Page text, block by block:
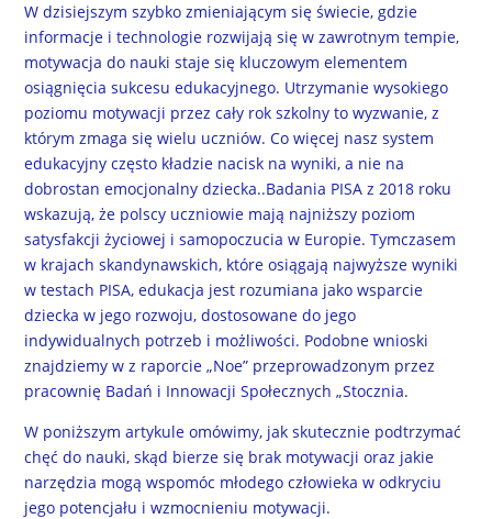
W dzisiejszym szybko zmieniającym się świecie, gdzie
informacje i technologie rozwijają się w zawrotnym tempie,
motywacja do nauki staje się kluczowym elementem
osiągnięcia sukcesu edukacyjnego. Utrzymanie wysokiego
poziomu motywacji przez cały rok szkolny to wyzwanie, z
którym zmaga się wielu uczniów. Co więcej nasz system
edukacyjny często kładzie nacisk na wyniki, a nie na
dobrostan emocjonalny dziecka..Badania PISA z 2018 roku
wskazują, że polscy uczniowie mają najniższy poziom
satysfakcji życiowej i samopoczucia w Europie. Tymczasem
w krajach skandynawskich, które osiągają najwyższe wyniki
w testach PISA, edukacja jest rozumiana jako wsparcie
dziecka w jego rozwoju, dostosowane do jego
indywidualnych potrzeb i możliwości. Podobne wnioski
znajdziemy w z raporcie „Noe” przeprowadzonym przez
pracownię Badań i Innowacji Społecznych „Stocznia.
W poniższym artykule omówimy, jak skutecznie podtrzymać
chęć do nauki, skąd bierze się brak motywacji oraz jakie
narzędzia mogą wspomóc młodego człowieka w odkryciu
jego potencjału i wzmocnieniu motywacji.